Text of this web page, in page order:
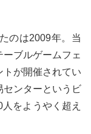
のは2009年。当
ブルゲームフェ
トが開催されてい
センターというビ
をようやく超え